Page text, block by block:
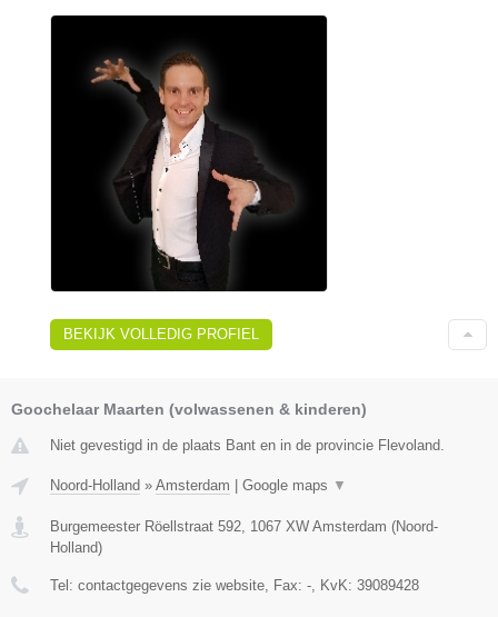
BEKIJK VOLLEDIG PROFIEL
Goochelaar Maarten (volwassenen & kinderen)
Niet gevestigd in de plaats Bant en in de provincie Flevoland.
Noord-Holland » Amsterdam Google maps ▼
Burgemeester Röellstraat 592, 1067 XW Amsterdam (Noord-
Holland)
Tel: contactgegevens zie website, Fax: -, KvK: 39089428